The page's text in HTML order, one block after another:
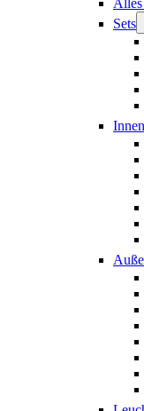
Alles
Sets